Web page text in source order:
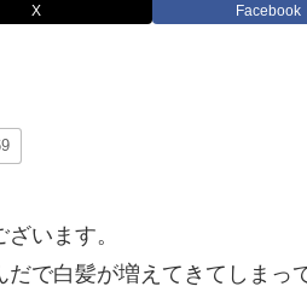
X Facebook
います。
だで白髪が増えてきてしまっ